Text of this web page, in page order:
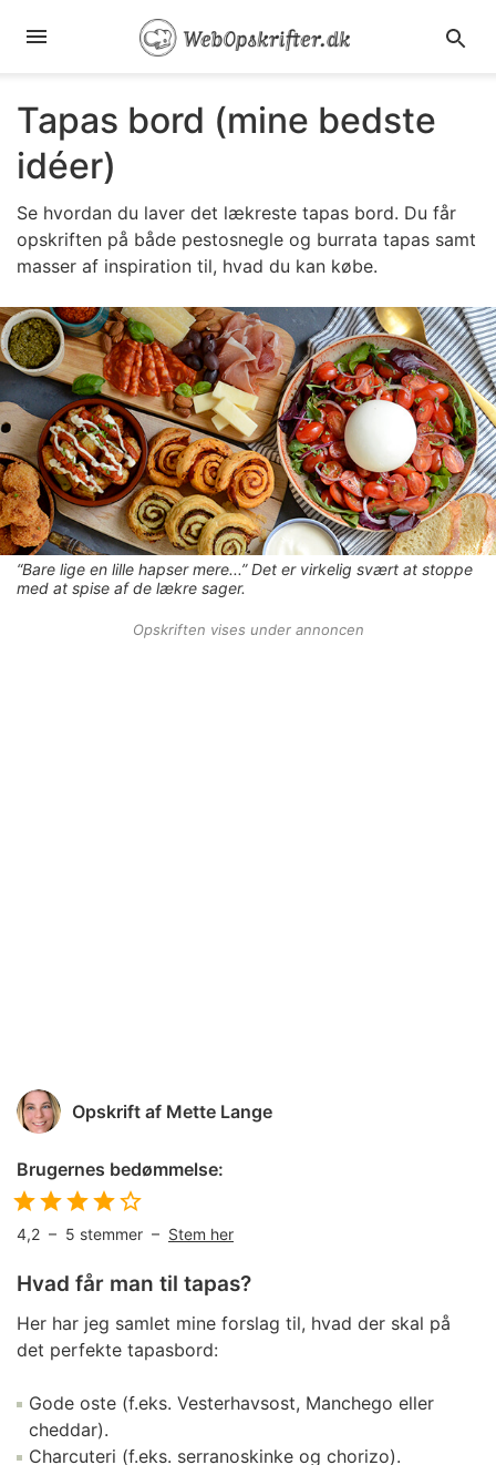
Tapas bord (mine bedste
idéer)
Se hvordan du laver det lækreste tapas bord. Du får
opskriften på både pestosnegle og burrata tapas samt
masser af inspiration til, hvad du kan købe.
“Bare lige en lille hapser mere...” Det er virkelig svært at stoppe
med at spise af de lækre sager.
Opskriften vises under annoncen
Opskrift af Mette Lange
Brugernes bedømmelse:
4,2 – 5 stemmer – Stem her
Hvad får man til tapas?
Her har jeg samlet mine forslag til, hvad der skal på
det perfekte tapasbord:
Gode oste (f.eks. Vesterhavsost, Manchego eller
cheddar).
Charcuteri (f.eks. serranoskinke og chorizo).